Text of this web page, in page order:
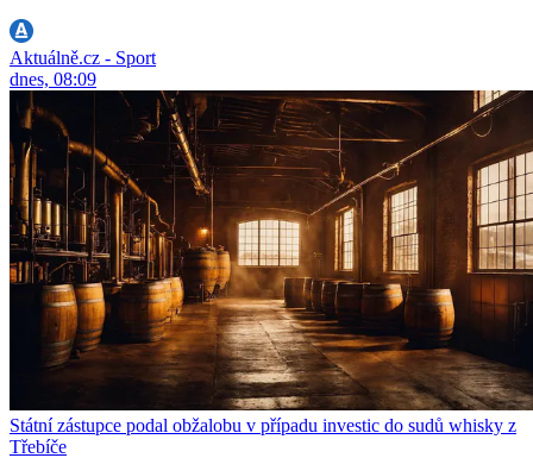
Aktuálně.cz - Sport
dnes, 08:09
Státní zástupce podal obžalobu v případu investic do sudů whisky z
Třebíče